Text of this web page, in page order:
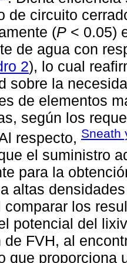
de circuito
(P < 0.05)
de agua con
2), lo cual
sobre la
de elementos
según los
respecto, Sneath
el suministro
para la
altas
comparar los
potencial del
de FVH, al
que proporciona